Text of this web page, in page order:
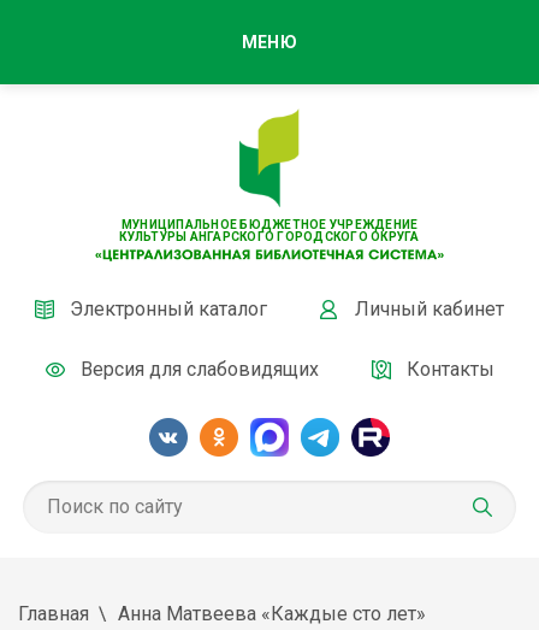
МУНИЦИПАЛЬНОЕ БЮДЖЕТНОЕ УЧРЕЖДЕНИЕ
КУЛЬТУРЫ АНГАРСКОГО ГОРОДСКОГО ОКРУГА
Электронный каталог Личный кабинет
Версия для слабовидящих Контакты
МЕНЮ
Главная Анна Матвеева «Каждые сто лет»